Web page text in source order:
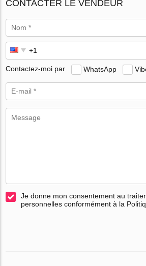
CONTACTER LE VENDEUR
Contactez-moi par WhatsApp
Je donne mon consentement au
personnelles conformément à la